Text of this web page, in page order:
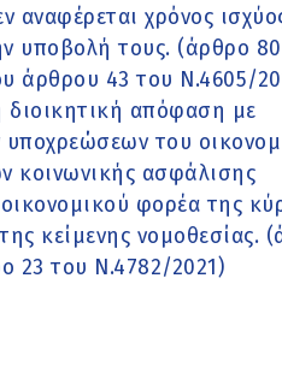
χρόνος
υποβολή τους. (άρθρο
άρθρου 43 του Ν.4605/
διοικητική απόφαση με
υποχρεώσεων του
ασφάλισης
φορέα της
κείμενης νομοθεσίας.
23 του Ν.4782/2021)